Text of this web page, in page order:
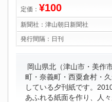
定価： ¥100
新聞社： 津山朝日新聞社
発行間隔： 日刊
岡山県北（津山市・美作
町・奈義町・西粟倉村・
している夕刊紙です。
あふれる紙面を作り、人